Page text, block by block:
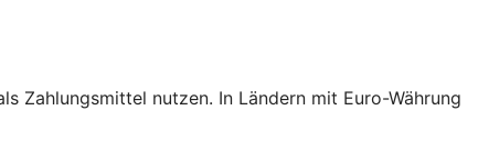
Zahlungsmittel nutzen. In Ländern mit Euro-Währung